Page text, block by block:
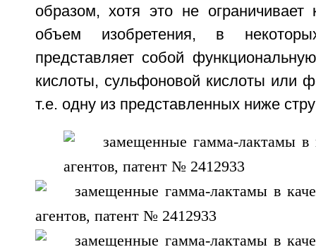
образом, хотя это не ограничивает
объем изобретения, в
представляет собой
кислоты, сульфоновой кислоты или
т.е. одну из представленных ниже